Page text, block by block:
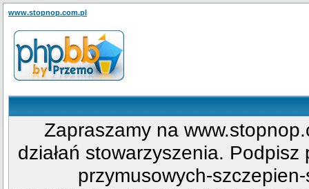
www.stopnop.com.pl
Zapraszamy na
działań stowarzyszenia.
przymusowych-